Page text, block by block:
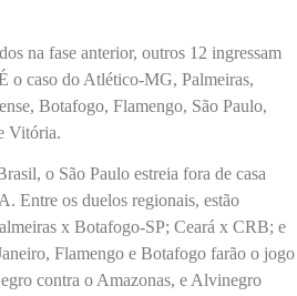
na fase anterior, outros 12 ingressam
o caso do Atlético-MG, Palmeiras,
Botafogo, Flamengo, São Paulo,
Vitória.
o São Paulo estreia fora de casa
Entre os duelos regionais, estão
x Botafogo-SP; Ceará x CRB; e
Flamengo e Botafogo farão o jogo
contra o Amazonas, e Alvinegro